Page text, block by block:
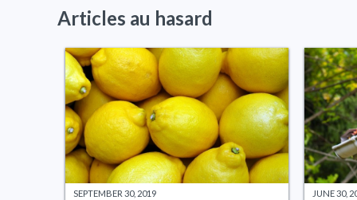
Articles au hasard
SEPTEMBER 30, 2019
JUNE 30,